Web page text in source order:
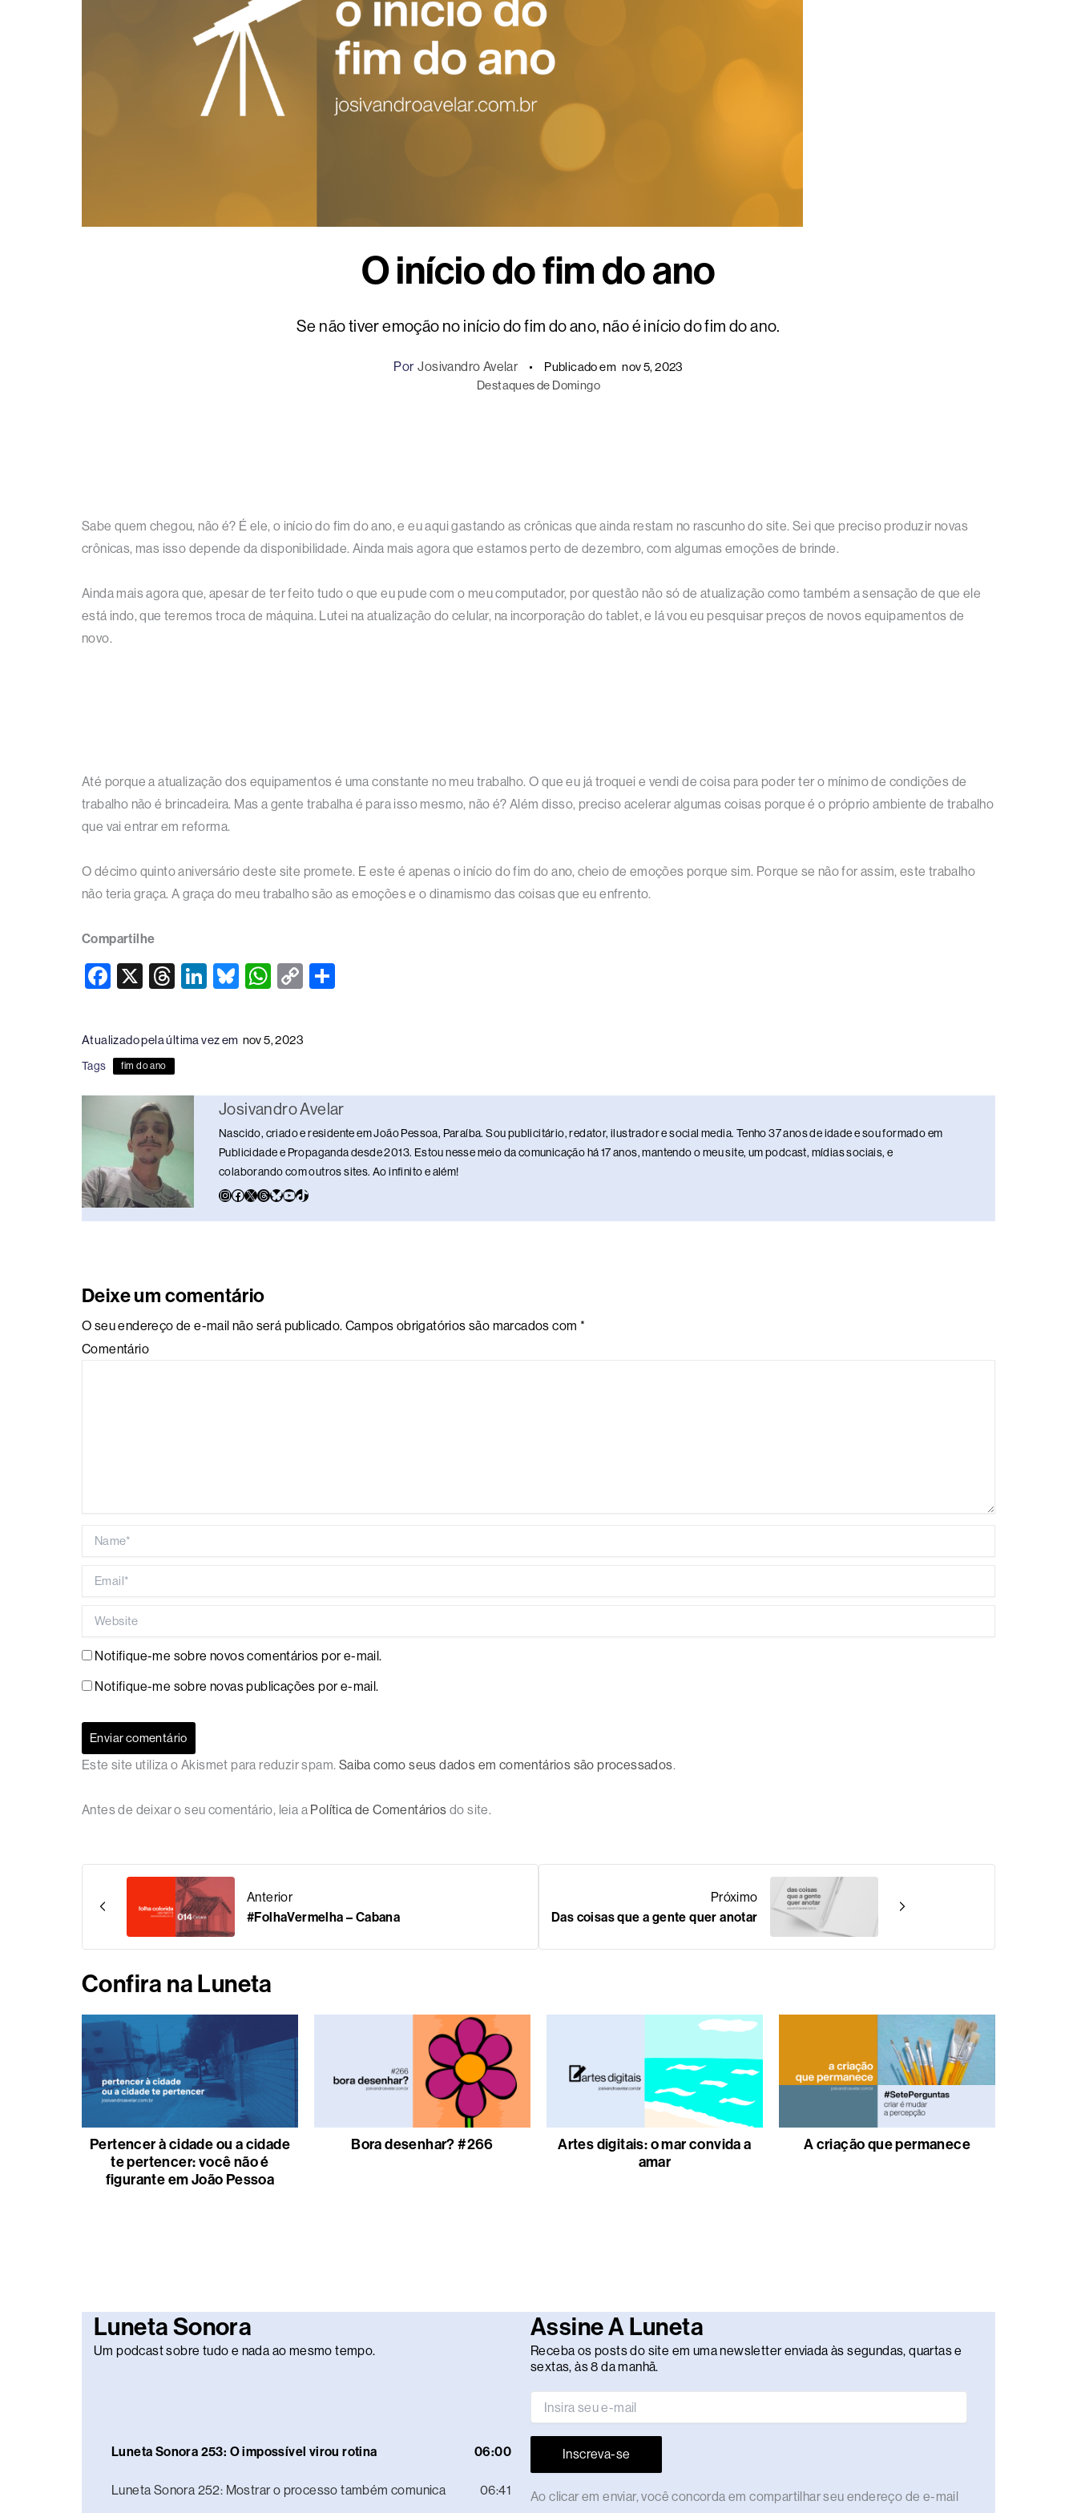
O início do fim do ano
Se não tiver emoção no início do fim do ano, não é início do fim do ano.
Por Josivandro Avelar Publicado em nov 5, 2023
Destaques de Domingo
Sabe quem chegou, não é? É ele, o início do fim do ano, e eu aqui gastando as crônicas que ainda restam no rascunho do site. Sei que preciso produzir novas
crônicas, mas isso depende da disponibilidade. Ainda mais agora que estamos perto de dezembro, com algumas emoções de brinde.
Ainda mais agora que, apesar de ter feito tudo o que eu pude com o meu computador, por questão não só de atualização como também a sensação de que ele
está indo, que teremos troca de máquina. Lutei na atualização do celular, na incorporação do tablet, e lá vou eu pesquisar preços de novos equipamentos de
novo.
Até porque a atualização dos equipamentos é uma constante no meu trabalho. O que eu já troquei e vendi de coisa para poder ter o mínimo de condições de
trabalho não é brincadeira. Mas a gente trabalha é para isso mesmo, não é? Além disso, preciso acelerar algumas coisas porque é o próprio ambiente de trabalho
que vai entrar em reforma.
O décimo quinto aniversário deste site promete. E este é apenas o início do fim do ano, cheio de emoções porque sim. Porque se não for assim, este trabalho
não teria graça. A graça do meu trabalho são as emoções e o dinamismo das coisas que eu enfrento.
Compartilhe
F
e
b
o
o
X
T
a
s
Li
e
n
Bl
sk
W
s
p
p
C
n
k
Atualizado pela última vez em nov 5, 2023
Tags fim do ano
Josivandro Avelar
Nascido, criado e residente em João Pessoa, Paraíba. Sou publicitário, redator, ilustrador e social media. Tenho 37 anos de idade e sou formado em
Publicidade e Propaganda desde 2013. Estou nesse meio da comunicação há 17 anos, mantendo o meu site, um podcast, mídias sociais, e
colaborando com outros sites. Ao infinito e além!
Deixe um comentário
O seu endereço de e-mail não será publicado. Campos obrigatórios são marcados com *
Comentário
Notifique-me sobre novos comentários por e-mail.
Notifique-me sobre novas publicações por e-mail.
Este site utiliza o Akismet para reduzir spam. Saiba como seus dados em comentários são processados.
Antes de deixar o seu comentário, leia a Política de Comentários do site.
Anterior
#FolhaVermelha – Cabana
Próximo
Das coisas que a gente quer anotar
Confira na Luneta
Pertencer à cidade ou a cidade
te pertencer: você não é
figurante em João Pessoa
Bora desenhar? #266
Artes digitais: o mar convida a
amar
A criação que permanece
Luneta Sonora
Um podcast sobre tudo e nada ao mesmo tempo.
Luneta Sonora 253: O impossível virou rotina 06:00
Luneta Sonora 252: Mostrar o processo também comunica 06:41
Assine A Luneta
Receba os posts do site em uma newsletter enviada às segundas, quartas e
sextas, às 8 da manhã.
Inscreva-se
Ao clicar em enviar, você concorda em compartilhar seu endereço de e-mail